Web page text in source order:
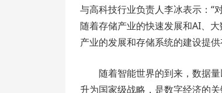
与高科技行业负责人李冰表示：“
随着存储产业的快速发展和AI、
产业的发展和存储系统的建设提
随着智能世界的到来，数据
升为国家级战略，是数字经济的